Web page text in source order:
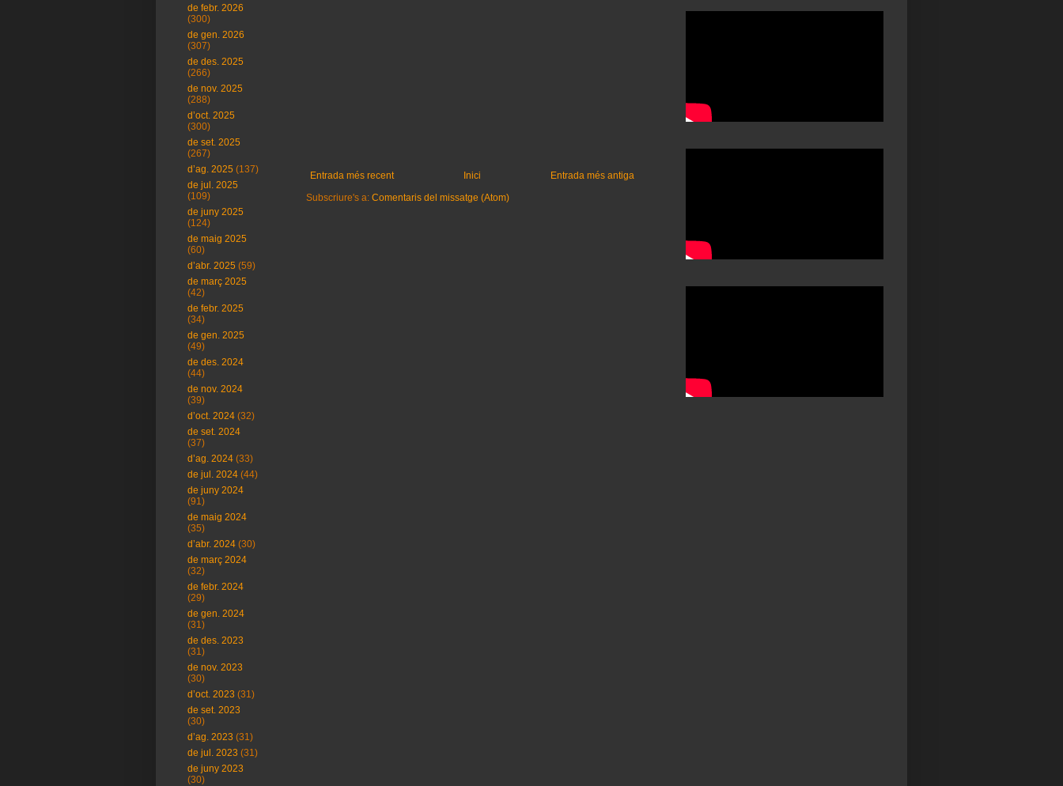
Entrada més recent Entrada més antiga
Inici
Subscriure's a: Comentaris del missatge (Atom)
de febr. 2026
(300)
de gen. 2026
(307)
de des. 2025
(266)
de nov. 2025
(288)
d’oct. 2025
(300)
de set. 2025
(267)
d’ag. 2025 (137)
de jul. 2025
(109)
de juny 2025
(124)
de maig 2025
(60)
d’abr. 2025 (59)
de març 2025
(42)
de febr. 2025
(34)
de gen. 2025
(49)
de des. 2024
(44)
de nov. 2024
(39)
d’oct. 2024 (32)
de set. 2024
(37)
d’ag. 2024 (33)
de jul. 2024 (44)
de juny 2024
(91)
de maig 2024
(35)
d’abr. 2024 (30)
de març 2024
(32)
de febr. 2024
(29)
de gen. 2024
(31)
de des. 2023
(31)
de nov. 2023
(30)
d’oct. 2023 (31)
de set. 2023
(30)
d’ag. 2023 (31)
de jul. 2023 (31)
de juny 2023
(30)